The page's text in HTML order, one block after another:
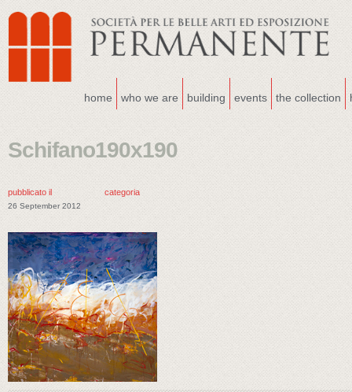
home who we are building events the collection
Schifano190x190
pubblicato il
26 September 2012
categoria